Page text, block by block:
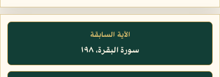
الآية السابقة
سورة البقرة، ١٩٨